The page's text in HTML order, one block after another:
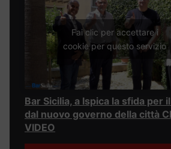
Fai clic per accettare i
cookie per questo servizio
Bar Sicilia, a Ispica la sfida per
dal nuovo governo della città
VIDEO